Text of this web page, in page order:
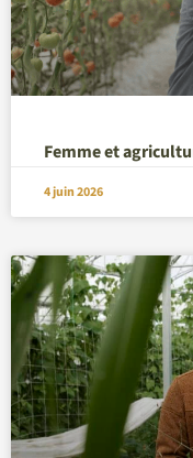
Femme et
4 juin 2026